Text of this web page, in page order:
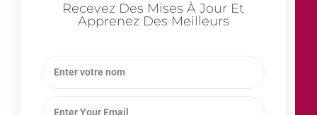
Recevez Des Mises À Jour Et
Apprenez Des Meilleurs